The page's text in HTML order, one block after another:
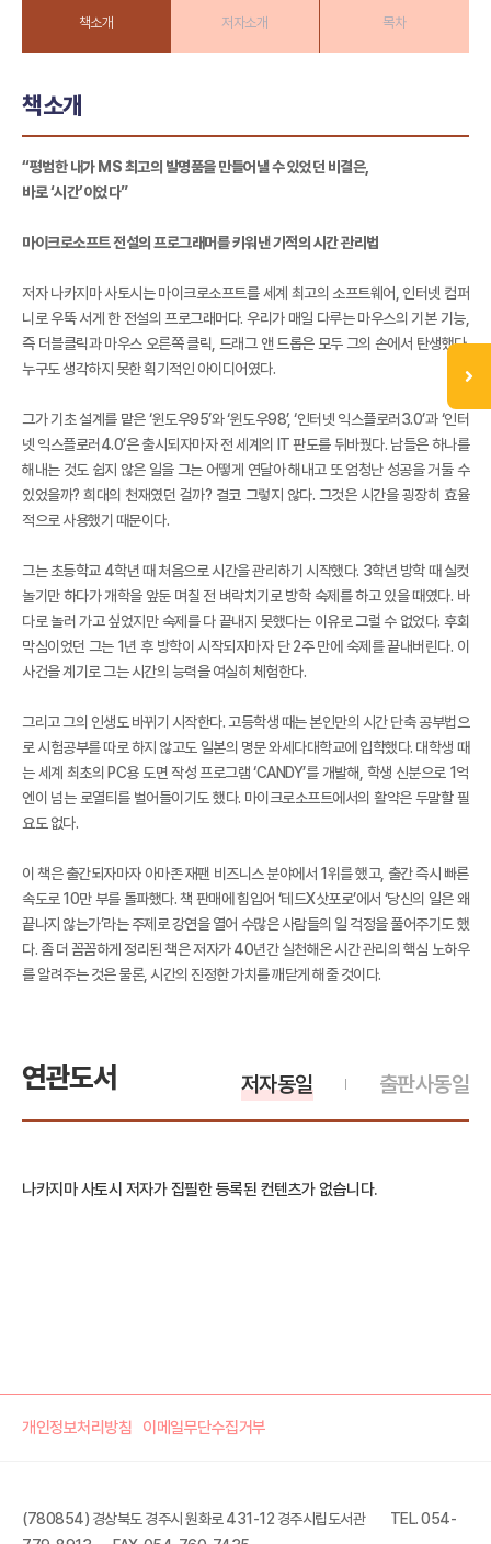
책소개 저자소개 목차
책소개
“평범한 내가 MS 최고의 발명품을 만들어낼 수 있었던 비결은,
바로 ‘시간’이었다”
마이크로소프트 전설의 프로그래머를 키워낸 기적의 시간 관리법
저자 나카지마 사토시는 마이크로소프트를 세계 최고의 소프트웨어, 인터넷 컴퍼
니로 우뚝 서게 한 전설의 프로그래머다. 우리가 매일 다루는 마우스의 기본 기능,
즉 더블클릭과 마우스 오른쪽 클릭, 드래그 앤 드롭은 모두 그의 손에서 탄생했다.
누구도 생각하지 못한 획기적인 아이디어였다.
그가 기초 설계를 맡은 ‘윈도우95’와 ‘윈도우98’, ‘인터넷 익스플로러3.0’과 ‘인터
넷 익스플로러4.0’은 출시되자마자 전 세계의 IT 판도를 뒤바꿨다. 남들은 하나를
해내는 것도 쉽지 않은 일을 그는 어떻게 연달아 해내고 또 엄청난 성공을 거둘 수
있었을까? 희대의 천재였던 걸까? 결코 그렇지 않다. 그것은 시간을 굉장히 효율
적으로 사용했기 때문이다.
그는 초등학교 4학년 때 처음으로 시간을 관리하기 시작했다. 3학년 방학 때 실컷
놀기만 하다가 개학을 앞둔 며칠 전 벼락치기로 방학 숙제를 하고 있을 때였다. 바
다로 놀러 가고 싶었지만 숙제를 다 끝내지 못했다는 이유로 그럴 수 없었다. 후회
막심이었던 그는 1년 후 방학이 시작되자마자 단 2주 만에 숙제를 끝내버린다. 이
사건을 계기로 그는 시간의 능력을 여실히 체험한다.
그리고 그의 인생도 바뀌기 시작한다. 고등학생 때는 본인만의 시간 단축 공부법으
로 시험공부를 따로 하지 않고도 일본의 명문 와세다대학교에 입학했다. 대학생 때
는 세계 최초의 PC용 도면 작성 프로그램 ‘CANDY’를 개발해, 학생 신분으로 1억
엔이 넘는 로열티를 벌어들이기도 했다. 마이크로소프트에서의 활약은 두말할 필
요도 없다.
이 책은 출간되자마자 아마존 재팬 비즈니스 분야에서 1위를 했고, 출간 즉시 빠른
속도로 10만 부를 돌파했다. 책 판매에 힘입어 ‘테드X삿포로’에서 ‘당신의 일은 왜
끝나지 않는가’라는 주제로 강연을 열어 수많은 사람들의 일 걱정을 풀어주기도 했
다. 좀 더 꼼꼼하게 정리된 책은 저자가 40년간 실천해온 시간 관리의 핵심 노하우
를 알려주는 것은 물론, 시간의 진정한 가치를 깨닫게 해줄 것이다.
연관도서 출판사동일
저자동일
나카지마 사토시 저자가 집필한 등록된 컨텐츠가 없습니다.
개인정보처리방침 이메일무단수집거부
(780854) 경상북도 경주시 원화로 431-12 경주시립도서관
TEL. 054-